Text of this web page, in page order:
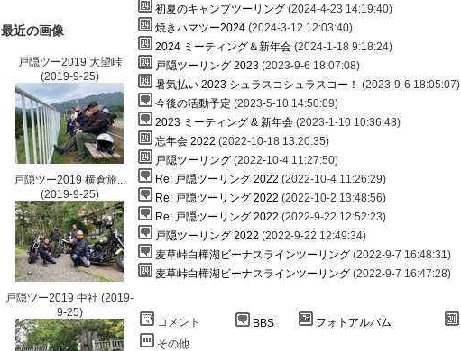
最近の画像
戸隠ツー2019 大望峠
(2019-9-25)
戸隠ツー2019 横倉旅...
(2019-9-25)
戸隠ツー2019 中社 (2019-
9-25)
初夏のキャンプツーリング (2024-4-23 14:19:40)
焼きハマツー2024 (2024-3-12 12:03:40)
2024 ミーティング＆新年会 (2024-1-18 9:18:24)
戸隠ツーリング 2023 (2023-9-6 18:07:08)
暑気払い 2023 シュラスコシュラスコー！ (2023-9-6 18:05:07)
今後の活動予定 (2023-5-10 14:50:09)
2023 ミーティング & 新年会 (2023-1-10 10:36:43)
忘年会 2022 (2022-10-18 13:20:35)
戸隠ツーリング (2022-10-4 11:27:50)
Re: 戸隠ツーリング 2022 (2022-10-4 11:26:29)
Re: 戸隠ツーリング 2022 (2022-10-2 13:48:56)
Re: 戸隠ツーリング 2022 (2022-9-22 12:52:23)
戸隠ツーリング 2022 (2022-9-22 12:49:34)
麦草峠白樺湖ビーナスラインツーリング (2022-9-7 16:48:31)
麦草峠白樺湖ビーナスラインツーリング (2022-9-7 16:47:28)
コメント
BBS フォトアルバム
その他